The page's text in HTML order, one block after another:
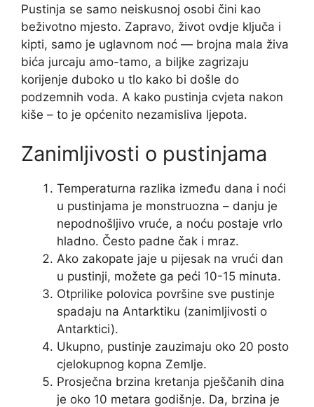
Pustinja se samo neiskusnoj osobi čini kao
beživotno mjesto. Zapravo, život ovdje ključa i
kipti, samo je uglavnom noć — brojna mala živa
bića jurcaju amo-tamo, a biljke zagrizaju
korijenje duboko u tlo kako bi došle do
podzemnih voda. A kako pustinja cvjeta nakon
kiše – to je općenito nezamisliva ljepota.
Zanimljivosti o pustinjama
Temperaturna razlika između dana i noći
u pustinjama je monstruozna – danju je
nepodnošljivo vruće, a noću postaje vrlo
hladno. Često padne čak i mraz.
Ako zakopate jaje u pijesak na vrući dan
u pustinji, možete ga peći 10-15 minuta.
Otprilike polovica površine ​​​​sve pustinje
spadaju na Antarktiku (zanimljivosti o
Antarktici).
Ukupno, pustinje zauzimaju oko 20 posto
cjelokupnog kopna Zemlje.
Prosječna brzina kretanja pješčanih dina
je oko 10 metara godišnje. Da, brzina je